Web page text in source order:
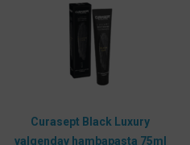
Curasept Black Luxury
valgendav hambapasta 75ml